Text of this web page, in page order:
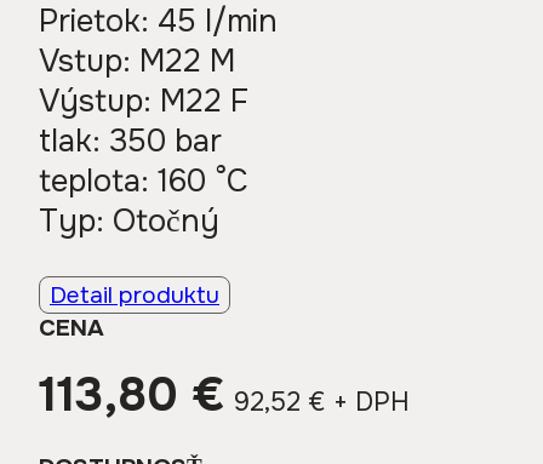
Prietok: 45 l/min
Vstup: M22 M
Výstup: M22 F
tlak: 350 bar
teplota: 160 °C
Typ: Otočný
Detail produktu
CENA
113,80 € 92,52 € + DPH